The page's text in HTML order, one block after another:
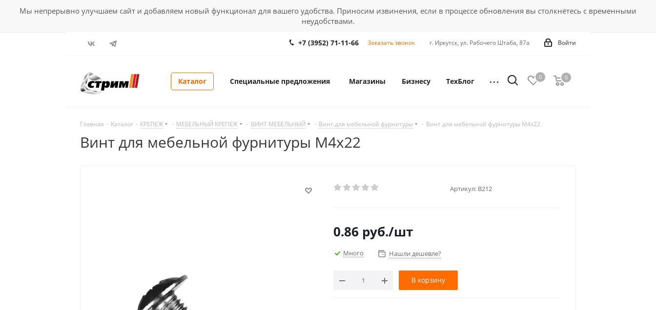
Мы непрерывно улучшаем сайт и добавляем новый функционал для вашего удобства. Приносим извинения, если в процессе обновления вы столкнётесь с временными
неудобствами.
Войти
г. Иркутск, ул. Рабочего Штаба, 87а
+7 (3952) 71-11-66 Заказать звонок
0 0
0
Каталог Специальные предложения Магазины Бизнесу ТехБлог
Главная - Каталог - КРЕПЕЖ - МЕБЕЛЬНЫЙ КРЕПЕЖ - ВИНТ МЕБЕЛЬНЫЙ - Винт для мебельной фурнитуры - Винт для мебельной фурнитуры М4х22
Винт для мебельной фурнитуры М4х22
Артикул: В212
0.86 руб./шт
Много Нашли дешевле?
В корзину